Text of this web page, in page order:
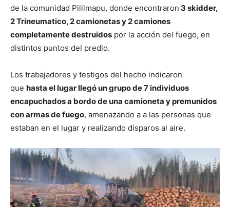
de la comunidad Pililmapu, donde encontraron 3 skidder,
2 Trineumatico, 2 camionetas y 2 camiones
completamente destruidos por la acción del fuego, en
distintos puntos del predio.
Los trabajadores y testigos del hecho indicaron
que hasta el lugar llegó un grupo de 7 individuos
encapuchados a bordo de una camioneta y premunidos
con armas de fuego, amenazando a a las personas que
estaban en el lugar y realizando disparos al aire.